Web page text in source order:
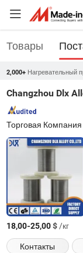
Товары
2,000+ Нагревательный
Changzhou Dlx
Торговая Компания
18,00-25,00$/кг
Контакты